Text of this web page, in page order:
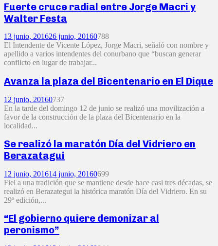
Fuerte cruce radial entre Jorge Macri y
Walter Festa
13 junio, 201626 junio, 20160788
El Intendente de Vicente López, Jorge Macri, señaló con nombre y
apellido a varios intendentes del conurbano que “buscan generar
conflicto en lugar de trabajar...
Avanza la plaza del Bicentenario en El Dique
12 junio, 20160737
En la tarde del domingo 12 de junio se realizó una movilización a
favor de la construcción de la plaza del Bicentenario en la
localidad...
Se realizó la maratón Día del Vidriero en
Berazatagui
12 junio, 201614 junio, 20160699
Fiel a una tradición que se mantiene desde hace casi tres décadas, se
realizó en Berazategui la histórica maratón Día del Vidriero. En su
29º edición,...
“El gobierno quiere demonizar al
peronismo”